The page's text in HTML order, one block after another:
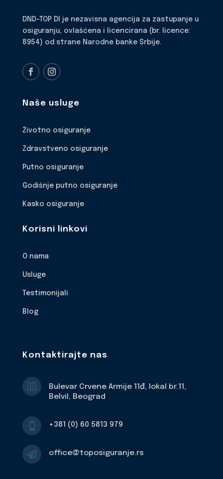
DND-TOP DI je nezavisna agencija za zastupanje u
osiguranju, ovlašćena i licencirana (br. licence:
8954) od strane Narodne banke Srbije.
Naše usluge
Životno osiguranje
Zdravstveno osiguranje
Putno osiguranje
Godišnje putno osiguranje
Kasko osiguranje
Korisni linkovi
O nama
Usluge
Testimonijali
Blog
Kontaktirajte nas

Bulevar Crvene Armije 11đ, lokal br.11,
Belvil, Beograd
 +381 (0) 60 5813 979
 office@toposiguranje.rs